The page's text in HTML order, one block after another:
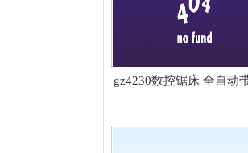
gz4230数控锯床 全自动